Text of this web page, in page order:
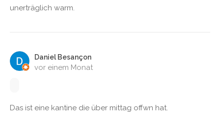
unerträglich warm.
Daniel Besançon
vor einem Monat
Das ist eine kantine die über mittag offwn hat.